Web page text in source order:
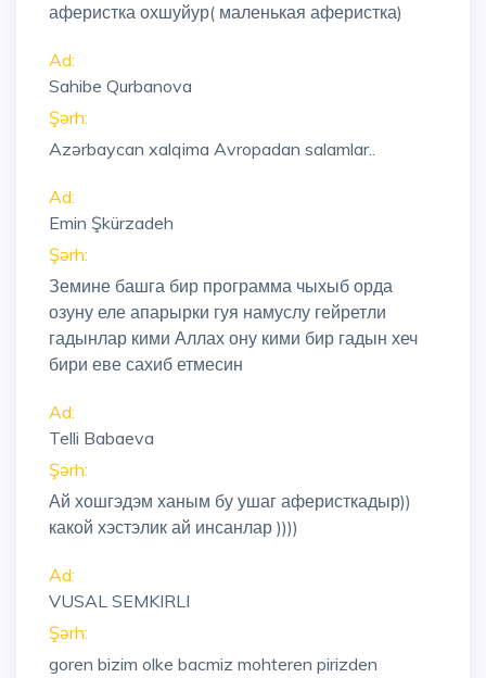
аферистка охшуйур( маленькая аферистка)
Ad:
Sahibe Qurbanova
Şərh:
Azərbaycan xalqima Avropadan salamlar..
Ad:
Emin Şkürzadeh
Şərh:
Земине башга бир программа чыхыб орда
озуну еле апарырки гуя намуслу гейретли
гадынлар кими Аллах ону кими бир гадын хеч
бири еве сахиб етмесин
Ad:
Telli Babaeva
Şərh:
Ай хошгэдэм ханым бу ушаг аферисткадыр))
какой хэстэлик ай инсанлар ))))
Ad:
VUSAL SEMKIRLI
Şərh:
goren bizim olke bacmiz mohteren pirizden